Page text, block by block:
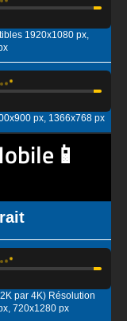
1920x1080 px,
px, 1366x768 px
720x1280 px
1080x1920px,